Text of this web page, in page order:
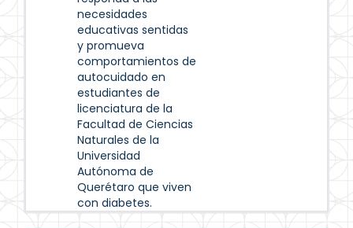
necesidades
educativas sentidas
y promueva
comportamientos de
autocuidado en
estudiantes de
licenciatura de la
Facultad de Ciencias
Naturales de la
Universidad
Autónoma de
Querétaro que viven
con diabetes.